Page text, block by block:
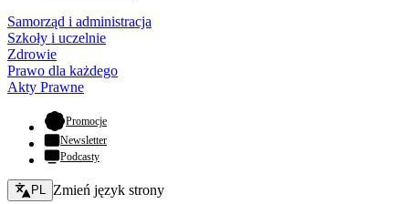
Samorząd i administracja
Szkoły i uczelnie
Zdrowie
Prawo dla każdego
Akty Prawne
Promocje- otwiera się w nowej karcie
Newsletter
Podcasty
Zmień język - bieżący:
PL Zmień język strony